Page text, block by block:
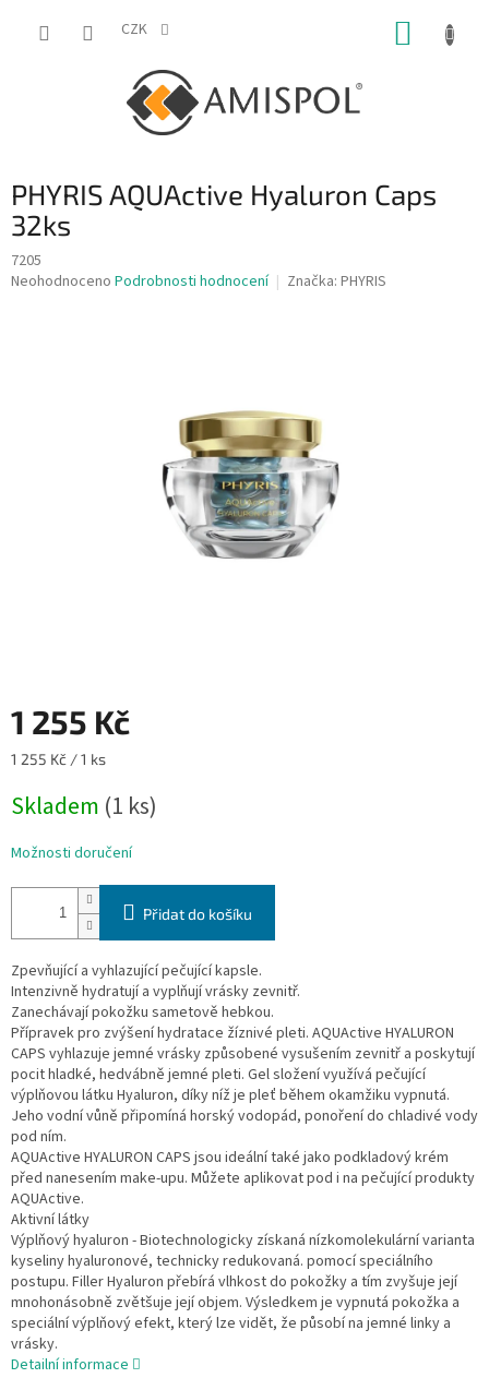
CZK
PHYRIS AQUActive Hyaluron Caps
32ks
7205
Průměrné
Neohodnoceno Podrobnosti hodnocení Značka: PHYRIS
1 255 Kč
Měrná
1 255 Kč / 1 ks
Skladem (1 ks)
Možnosti doručení
Přidat do košíku
Zpevňující a vyhlazující pečující kapsle.
Intenzivně hydratují a vyplňují vrásky zevnitř.
Zanechávají pokožku sametově hebkou.
Přípravek pro zvýšení hydratace žíznivé pleti. AQUActive HYALURON
CAPS vyhlazuje jemné vrásky způsobené vysušením zevnitř a poskytují
pocit hladké, hedvábně jemné pleti. Gel složení využívá pečující
výplňovou látku Hyaluron, díky níž je pleť během okamžiku vypnutá.
Jeho vodní vůně připomíná horský vodopád, ponoření do chladivé vody
pod ním.
AQUActive HYALURON CAPS jsou ideální také jako podkladový krém
před nanesením make-upu. Můžete aplikovat pod i na pečující produkty
AQUActive.
Aktivní látky
Výplňový hyaluron - Biotechnologicky získaná nízkomolekulární varianta
kyseliny hyaluronové, technicky redukovaná. pomocí speciálního
postupu. Filler Hyaluron přebírá vlhkost do pokožky a tím zvyšuje její
mnohonásobně zvětšuje její objem. Výsledkem je vypnutá pokožka a
speciální výplňový efekt, který lze vidět, že působí na jemné linky a
vrásky.
Detailní informace